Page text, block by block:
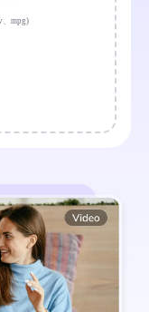
、mpg)